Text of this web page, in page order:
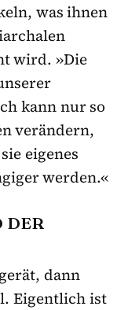
was ihnen
wird. »Die
kann nur so
verändern,
eigenes
werden.«
DER
dann
Eigentlich ist